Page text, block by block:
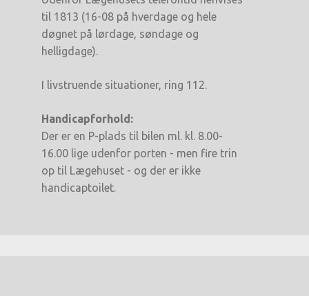
til 1813 (16-08 på hverdage og hele
døgnet på lørdage, søndage og
helligdage).
I livstruende situationer, ring 112.
Handicapforhold:
Der er en P-plads til bilen ml. kl. 8.00-
16.00 lige udenfor porten - men fire trin
op til Lægehuset - og der er ikke
handicaptoilet.